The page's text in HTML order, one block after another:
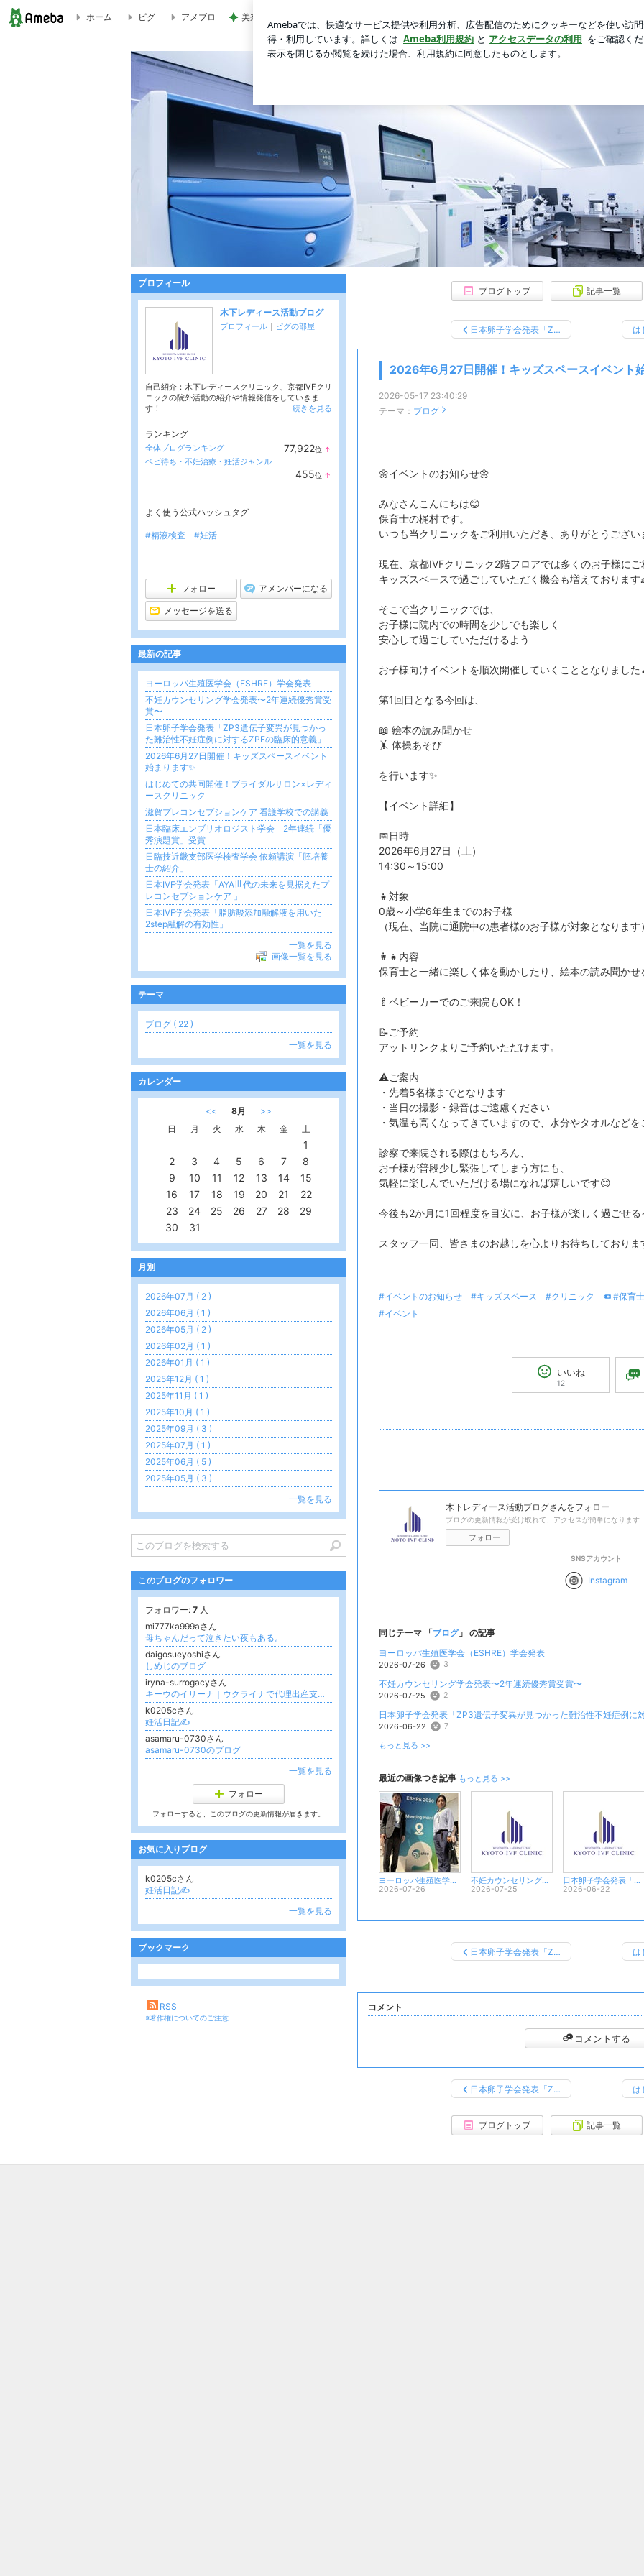
2026年6月27日開催！キッズスペースイベント始まります✨ | 京都IVFクリニック, 木下レディース活動ブログ
ホーム ピグ アメブロ 美奈代の夫 姉妹達に癒される奥さま
ブログトップ 記事一覧
日本卵子学会発表「Z… は
2026年6月27日開催！キッズスペースイベント
2026-05-17 23:40:29
テーマ： ブログ
🌼イベントのお知らせ🌼
みなさんこんにちは😊
保育士の梶村です。
いつも当クリニックをご利用いただき、ありがとうござい
現在、京都IVFクリニック2階フロアでは多くのお子様に
キッズスペースで過ごしていただく機会も増えております
そこで当クリニックでは、
お子様に院内での時間を少しでも楽しく
安心して過ごしていただけるよう
お子様向けイベントを順次開催していくこととなりました
第1回目となる今回は、
📖 絵本の読み聞かせ
🤸 体操あそび
を行います✨
【イベント詳細】
📅日時
2026年6月27日（土）
14:30～15:00
👧対象
0歳～小学6年生までのお子様
（現在、当院に通院中の患者様のお子様が対象となります
👩‍👧内容
保育士と一緒に楽しく体を動かしたり、絵本の読み聞かせ
🍼ベビーカーでのご来院もOK！
📝ご予約
アットリンクよりご予約いただけます。
⚠️ご案内
・先着5名様までとなります
・当日の撮影・録音はご遠慮ください
・気温も高くなってきていますので、水分やタオルなど
診察で来院される際はもちろん、
お子様が普段少し緊張してしまう方にも、
気軽に楽しんでいただける場になれば嬉しいです😊
今後も2か月に1回程度を目安に、お子様が楽しく過ごせ
スタッフ一同、皆さまのお越しを心よりお待ちしておりま
#イベントのお知らせ #キッズスペース #クリニック
#保育士
#イベント
いいね
12
木下レディース活動ブログさんをフォロー
ブログの更新情報が受け取れて、アクセスが簡単になります
フォロー
SNSアカウント
Instagram
同じテーマ 「ブログ」 の記事
ヨーロッパ生殖医学会（ESHRE）学会発表
2026-07-26 3
不妊カウンセリング学会発表〜2年連続優秀賞受賞〜
2026-07-25 2
日本卵子学会発表「ZP3遺伝子変異が見つかった難治性不妊症例に
2026-06-22 7
もっと見る >>
最近の画像つき記事 もっと見る >>
ヨーロッパ生殖医学会（ESHRE）学会発表
2026-07-26
不妊カウンセリング学会発表〜2年連続優秀賞受賞〜
2026-07-25
日本卵子学会発表「ZP3遺伝子変異が見つかった難治性不妊症例に対するZPFの臨床的意義」
2026-06-22
日本卵子学会発表「Z… は
コメント
コメントする
日本卵子学会発表「Z… は
ブログトップ 記事一覧
プロフィール
木下レディース活動ブログ
プロフィール ｜ ピグの部屋
自己紹介：木下レディースクリニック、京都IVFクリ
ニックの院外活動の紹介や情報発信をしていきま
す！
続きを見る
ランキング
全体ブログランキング 77,922位 ↑
ベビ待ち・不妊治療・妊活ジャンル
455位 ↑
よく使う公式ハッシュタグ
#精液検査 #妊活
フォロー アメンバーになる
メッセージを送る
最新の記事
ヨーロッパ生殖医学会（ESHRE）学会発表
不妊カウンセリング学会発表〜2年連続優秀賞受
賞〜
日本卵子学会発表「ZP3遺伝子変異が見つかっ
た難治性不妊症例に対するZPFの臨床的意義」
2026年6月27日開催！キッズスペースイベント
始まります✨
はじめての共同開催！ブライダルサロン×レディ
ースクリニック
滋賀プレコンセプションケア 看護学校での講義
日本臨床エンブリオロジスト学会 2年連続「優
秀演題賞」受賞
日臨技近畿支部医学検査学会 依頼講演「胚培養
士の紹介」
日本IVF学会発表「AYA世代の未来を見据えたプ
レコンセプションケア 」
日本IVF学会発表「脂肪酸添加融解液を用いた
2step融解の有効性」
一覧を見る
画像一覧を見る
テーマ
ブログ ( 22 )
一覧を見る
カレンダー
<< 8月
>>
日
月 火 水 木 金 土
1
2
3 4 5 6 7
8
9
10 11 12 13 14
15
16
17 18 19 20 21
22
23
24 25 26 27 28
29
30
31
月別
2026年07月 ( 2 )
2026年06月 ( 1 )
2026年05月 ( 2 )
2026年02月 ( 1 )
2026年01月 ( 1 )
2025年12月 ( 1 )
2025年11月 ( 1 )
2025年10月 ( 1 )
2025年09月 ( 3 )
2025年07月 ( 1 )
2025年06月 ( 5 )
2025年05月 ( 3 )
一覧を見る
このブログのフォロワー
フォロワー: 7 人
mi777ka999aさん
母ちゃんだって泣きたい夜もある。
daigosueyoshiさん
しめじのブログ
iryna-surrogacyさん
キーウのイリーナ｜ウクライナで代理出産支援をしています
k0205cさん
妊活日記✍️
asamaru-0730さん
asamaru-0730のブログ
一覧を見る
フォロー
フォローすると、このブログの更新情報が届きます。
お気に入りブログ
k0205cさん
妊活日記✍️
一覧を見る
ブックマーク
RSS
※著作権についてのご注意